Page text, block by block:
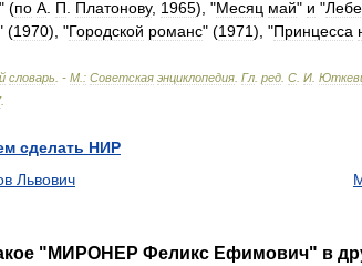
" (по А П Платонову, 1965), "Месяц май" и "
(1970), "Городской романс" (1971), "Принцесса
словарь . - М : Советская энциклопедия Гл ред С И
.
сделать НИР
Львович
"МИРОНЕР Феликс Ефимович" в